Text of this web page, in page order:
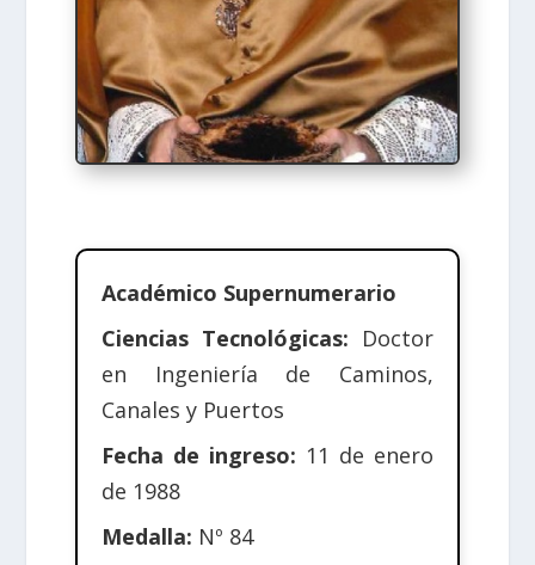
Académico Supernumerario
Ciencias Tecnológicas: Doctor
en Ingeniería de Caminos,
Canales y Puertos
Fecha de ingreso: 11 de enero
de 1988
Medalla: Nº 84